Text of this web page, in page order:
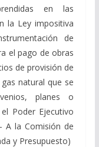
en las
la Ley impositiva
de
el pago de obras
de provisión de
natural que se
planes o
Poder Ejecutivo
A la Comisión de
y Presupuesto)